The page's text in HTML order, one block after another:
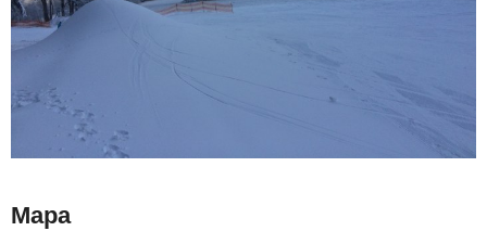
Mapa